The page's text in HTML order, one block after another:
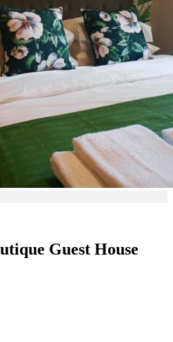
Guest House